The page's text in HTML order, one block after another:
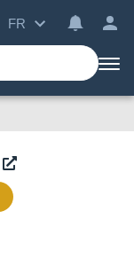
FR